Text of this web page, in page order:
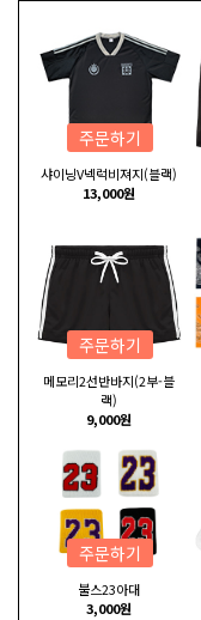
주문하기
샤이닝V넥럭비져지(블랙)
13,000원
주문하기
메모리2선반바지(2부-블
랙)
9,000원
주문하기
불스23아대
3,000원